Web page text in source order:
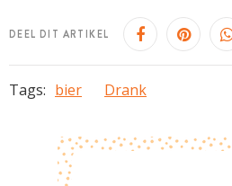
DEEL DIT ARTIKEL
Tags: bier Drank